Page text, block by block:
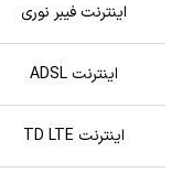
اینترنت فیبر نوری
اینترنت ADSL
اینترنت TD LTE